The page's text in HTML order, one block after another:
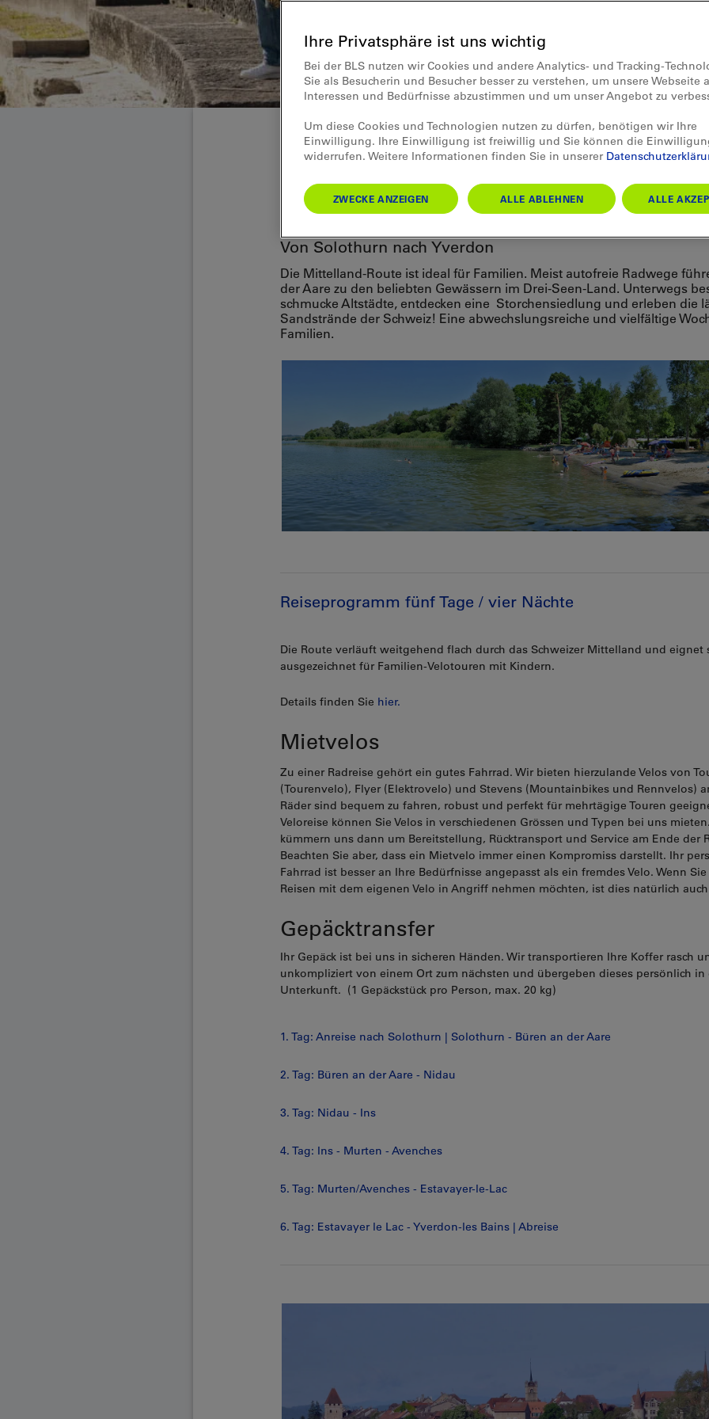
Radtour für Familien
Von Solothurn nach Yverdon
Die Mittelland-Route ist ideal für Familien. Meist autofreie Radwege
der Aare zu den beliebten Gewässern im Drei-Seen-Land. Unterwegs
schmucke Altstädte, entdecken eine Storchensiedlung und erleben die
Sandstrände der Schweiz! Eine abwechslungsreiche und vielfältige
Familien.
Reiseprogramm fünf Tage / vier Nächte
Die Route verläuft weitgehend flach durch das Schweizer Mittelland und eignet
ausgezeichnet für Familien-Velotouren mit Kindern.
Details finden Sie hier.
Mietvelos
Zu einer Radreise gehört ein gutes Fahrrad. Wir bieten hierzulande Velos von
(Tourenvelo), Flyer (Elektrovelo) und Stevens (Mountainbikes und Rennvelos)
Räder sind bequem zu fahren, robust und perfekt für mehrtägige Touren
Veloreise können Sie Velos in verschiedenen Grössen und Typen bei uns
kümmern uns dann um Bereitstellung, Rücktransport und Service am Ende der
Beachten Sie aber, dass ein Mietvelo immer einen Kompromiss darstellt. Ihr
Fahrrad ist besser an Ihre Bedürfnisse angepasst als ein fremdes Velo. Wenn
Reisen mit dem eigenen Velo in Angriff nehmen möchten, ist dies natürlich
Gepäcktransfer
Ihr Gepäck ist bei uns in sicheren Händen. Wir transportieren Ihre Koffer rasch
unkompliziert von einem Ort zum nächsten und übergeben dieses persönlich in
Unterkunft. (1 Gepäckstück pro Person, max. 20 kg)
1. Tag: Anreise nach Solothurn | Solothurn - Büren an der Aare
2. Tag: Büren an der Aare - Nidau
3. Tag: Nidau - Ins
4. Tag: Ins - Murten - Avenches
5. Tag: Murten/Avenches - Estavayer-le-Lac
6. Tag: Estavayer le Lac - Yverdon-les Bains | Abreise
Ihre Privatsphäre ist uns wichtig
Bei der BLS nutzen wir Cookies und andere Analytics- und Tracking-
Sie als Besucherin und Besucher besser zu verstehen, um unsere Webseite
Interessen und Bedürfnisse abzustimmen und um unser Angebot zu
Um diese Cookies und Technologien nutzen zu dürfen, benötigen wir Ihre
Einwilligung. Ihre Einwilligung ist freiwillig und Sie können die
widerrufen. Weitere Informationen finden Sie in unserer
ZWECKE ANZEIGEN ALLE ABLEHNEN ALLE